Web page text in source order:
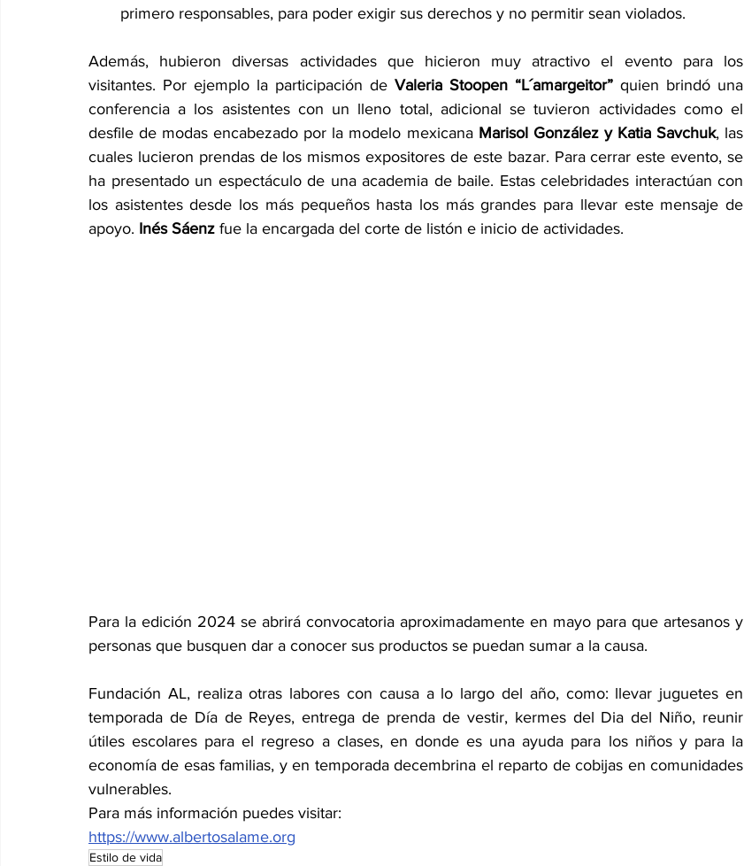
primero responsables, para poder exigir sus derechos y no permitir sean violados.
Además, hubieron diversas actividades que hicieron muy atractivo el evento para los
visitantes. Por ejemplo la participación de ‎ Valeria Stoopen “L´amargeitor” quien brindó una
conferencia a los asistentes con un lleno total, adicional se tuvieron actividades como el
desfile de modas encabezado por la modelo mexicana Marisol González y Katia Savchuk, las
cuales lucieron prendas de los mismos expositores de este bazar. Para cerrar este evento, se
ha presentado un espectáculo de una academia de baile. Estas celebridades interactúan con
los asistentes desde los más pequeños hasta los más grandes para llevar este mensaje de
apoyo. Inés Sáenz fue la encargada del corte de listón e inicio de actividades.
Para la edición 2024 se abrirá convocatoria aproximadamente en mayo para que artesanos y
personas que busquen dar a conocer sus productos se puedan sumar a la causa.
Fundación AL, realiza otras labores con causa a lo largo del año, como: llevar juguetes en
temporada de Día de Reyes, entrega de prenda de vestir, kermes del Dia del Niño, reunir
útiles escolares para el regreso a clases, en donde es una ayuda para los niños y para la
economía de esas familias, y en temporada decembrina el reparto de cobijas en comunidades
vulnerables.
Para más información puedes visitar:
https://www.albertosalame.org
Estilo de vida